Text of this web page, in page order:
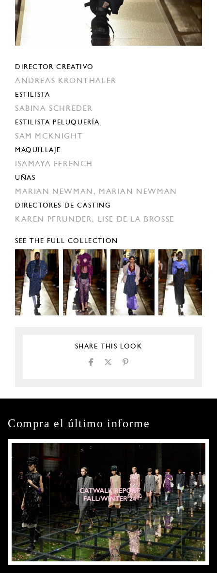
DIRECTOR CREATIVO
ANDREAS KRONTHALER
ESTILISTA
SABINA SCHREDER
ESTILISTA PELUQUERÍA
SAM MCKNIGHT
MAQUILLAJE
ISAMAYA FFRENCH
UÑAS
MARIAN NEWMAN, MARIAN NEWMAN
DIRECTORES DE CASTING
KAREN PFRUNDER, LISE DE LA BROSSE
SEE THE FULL COLLECTION
SHARE THIS LOOK
Compra el último informe